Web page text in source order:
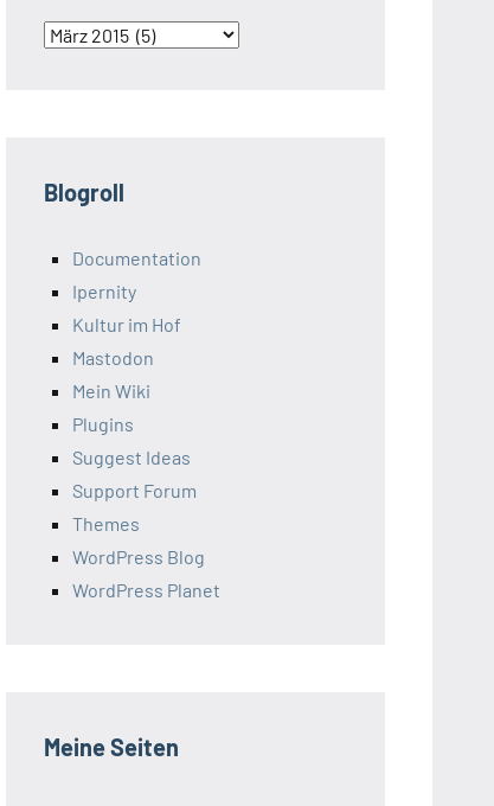
Archiv
Blogroll
Documentation
Ipernity
Kultur im Hof
Mastodon
Mein Wiki
Plugins
Suggest Ideas
Support Forum
Themes
WordPress Blog
WordPress Planet
Meine Seiten